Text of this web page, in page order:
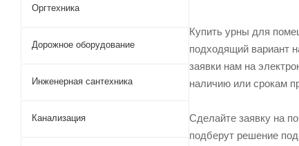
Купить урны для
подходящий вариант
заявки нам на
наличию или срокам
Сделайте заявку на
подберут решение
Оргтехника
Дорожное оборудование
Инженерная сантехника
Канализация